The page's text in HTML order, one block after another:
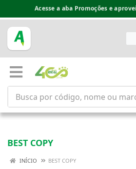
Espaço do Fornecedor disponível
BEST COPY
INÍCIO BEST COPY